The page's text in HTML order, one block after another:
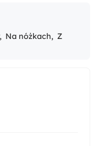
Na nóżkach
Z